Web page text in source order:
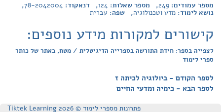
מספר עמודים: 249, מספר שאלות: 124, דנאקוד: 78-2042004
,
נושא לימוד: מדע וטכנולוגיה, שפה: עברית
קישורים למקורות מידע נוספים:
לצפייה בספר: חידת התורשה בספרייה הדיגיטלית / מטח, באתר של כותר
ספרי לימוד
לספר הקודם - ביולוגיה לכיתה ז
לספר הבא - כימיה ומדעי החיים
פתרונות מספרי לימוד © Tiktek Learning 2026